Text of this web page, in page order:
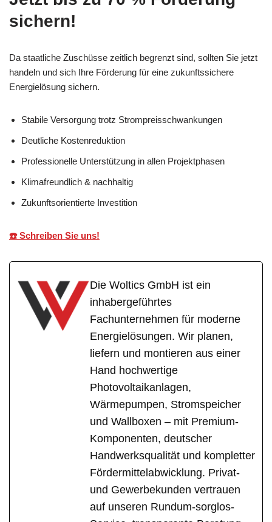
sichern!
Da staatliche Zuschüsse zeitlich begrenzt sind, sollten Sie jetzt
handeln und sich Ihre Förderung für eine zukunftssichere
Energielösung sichern.
Stabile Versorgung trotz Strompreisschwankungen
Deutliche Kostenreduktion
Professionelle Unterstützung in allen Projektphasen
Klimafreundlich & nachhaltig
Zukunftsorientierte Investition
☎️ Schreiben Sie uns!
Die Woltics GmbH ist ein
inhabergeführtes
Fachunternehmen für moderne
Energielösungen. Wir planen,
liefern und montieren aus einer
Hand hochwertige
Photovoltaikanlagen,
Wärmepumpen, Stromspeicher
und Wallboxen – mit Premium-
Komponenten, deutscher
Handwerksqualität und kompletter
Fördermittelabwicklung. Privat-
und Gewerbekunden vertrauen
auf unseren Rundum-sorglos-